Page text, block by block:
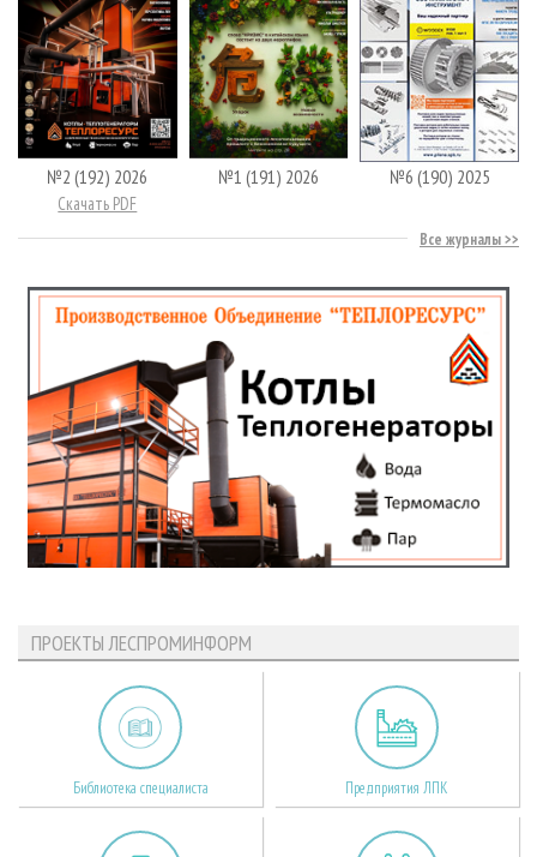
№2 (192) 2026
Скачать PDF
№1 (191) 2026 №6 (190) 2025
Все журналы
ПРОЕКТЫ ЛЕСПРОМИНФОРМ
Библиотека специалиста Предприятия ЛПК